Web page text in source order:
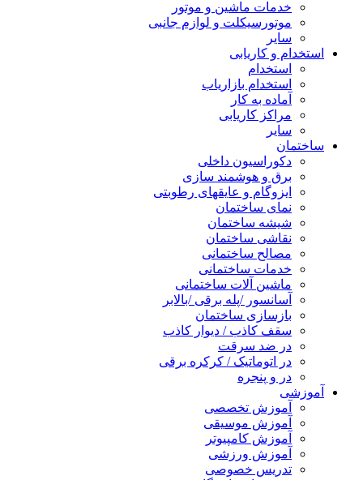
خدمات ماشین و موتور
موتورسیکلت و لوازم جانبی
سایر
استخدام و کاریابی
استخدام
استخدام بازاریاب
آماده به کار
مراکز کاریابی
سایر
ساختمان
دکوراسیون داخلی
برق و هوشمند سازی
ایزوگام و عایقهای رطوبتی
نمای ساختمان
شیشه ساختمان
نقاشی ساختمان
مصالح ساختمانی
خدمات ساختمانی
ماشین آلات ساختمانی
آسانسور /پله برقی /بالابر
بازسازی ساختمان
سقف کاذب / دیوار کاذب
در ضد سرقت
در اتوماتیک / کرکره برقی
در و پنجره
آموزشی
آموزش تخصصی
آموزش موسیقی
آموزش کامپیوتر
آموزش ورزشی
تدریس خصوصی